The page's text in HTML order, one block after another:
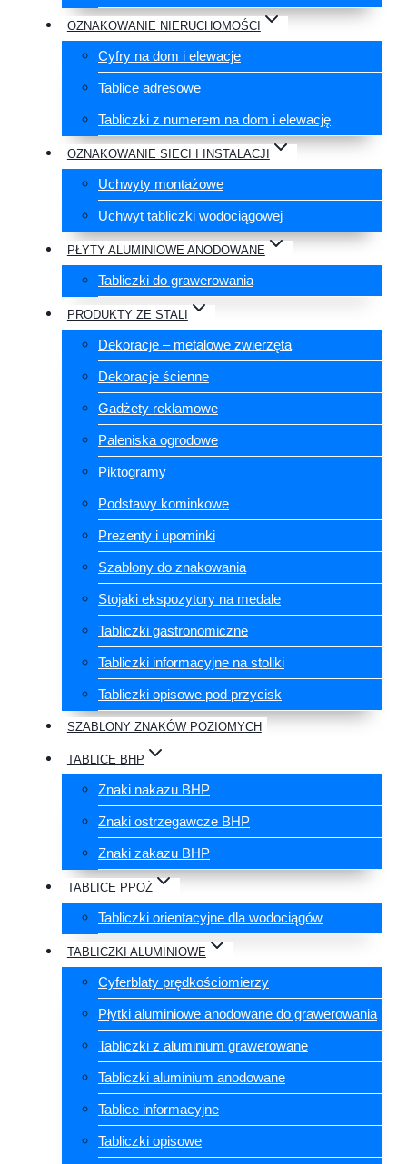
OZNAKOWANIE NIERUCHOMOŚCI
Cyfry na dom i elewacje
Tablice adresowe
Tabliczki z numerem na dom i elewację
OZNAKOWANIE SIECI I INSTALACJI
Uchwyty montażowe
Uchwyt tabliczki wodociągowej
PŁYTY ALUMINIOWE ANODOWANE
Tabliczki do grawerowania
PRODUKTY ZE STALI
Dekoracje – metalowe zwierzęta
Dekoracje ścienne
Gadżety reklamowe
Paleniska ogrodowe
Piktogramy
Podstawy kominkowe
Prezenty i upominki
Szablony do znakowania
Stojaki ekspozytory na medale
Tabliczki gastronomiczne
Tabliczki informacyjne na stoliki
Tabliczki opisowe pod przycisk
SZABLONY ZNAKÓW POZIOMYCH
TABLICE BHP
Znaki nakazu BHP
Znaki ostrzegawcze BHP
Znaki zakazu BHP
TABLICE PPOŻ
Tabliczki orientacyjne dla wodociągów
TABLICZKI ALUMINIOWE
Cyferblaty prędkościomierzy
Płytki aluminiowe anodowane do grawerowania
Tabliczki z aluminium grawerowane
Tabliczki aluminium anodowane
Tablice informacyjne
Tabliczki opisowe